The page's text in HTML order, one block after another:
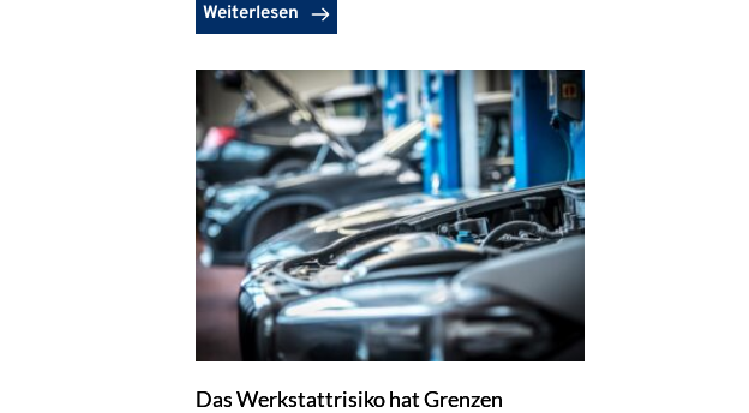
Weiterlesen
Das Werkstattrisiko hat Grenzen